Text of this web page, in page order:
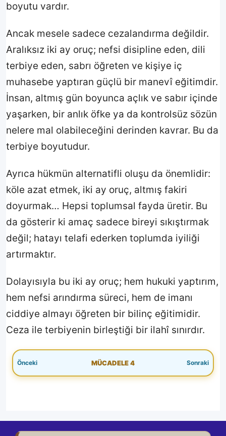
boyutu vardır.
Ancak mesele sadece cezalandırma değildir.
Aralıksız iki ay oruç; nefsi disipline eden, dili
terbiye eden, sabrı öğreten ve kişiye iç
muhasebe yaptıran güçlü bir manevî eğitimdir.
İnsan, altmış gün boyunca açlık ve sabır içinde
yaşarken, bir anlık öfke ya da kontrolsüz sözün
nelere mal olabileceğini derinden kavrar. Bu da
terbiye boyutudur.
Ayrıca hükmün alternatifli oluşu da önemlidir:
köle azat etmek, iki ay oruç, altmış fakiri
doyurmak… Hepsi toplumsal fayda üretir. Bu
da gösterir ki amaç sadece bireyi sıkıştırmak
değil; hatayı telafi ederken toplumda iyiliği
artırmaktır.
Dolayısıyla bu iki ay oruç; hem hukuki yaptırım,
hem nefsi arındırma süreci, hem de imanı
ciddiye almayı öğreten bir bilinç eğitimidir.
Ceza ile terbiyenin birleştiği bir ilahî sınırdır.
MÜCADELE 4